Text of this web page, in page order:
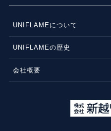
UNIFLAMEについて
UNIFLAMEの歴史
会社概要